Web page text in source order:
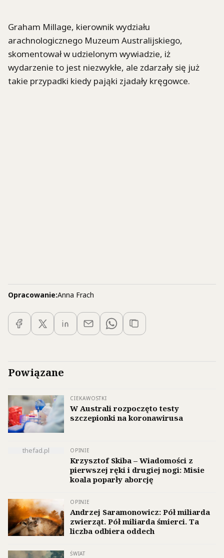
Graham Millage, kierownik wydziału
arachnologicznego Muzeum Australijskiego,
skomentował w udzielonym wywiadzie, iż
wydarzenie to jest niezwykłe, ale zdarzały się już
takie przypadki kiedy pająki zjadały kręgowce.
Opracowanie:Anna Frach
Powiązane
CIEKAWOSTKI
W Australi rozpoczęto testy
szczepionki na koronawirusa
thefad.pl OPINIE
Krzysztof Skiba – Wiadomości z
pierwszej ręki i drugiej nogi: Misie
koala poparły aborcję
OPINIE
Andrzej Saramonowicz: Pół miliarda
zwierząt. Pół miliarda śmierci. Ta
liczba odbiera oddech
ŚWIAT